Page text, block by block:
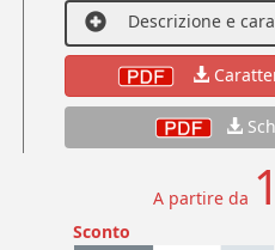
Descrizione e
A partire da
Sconto